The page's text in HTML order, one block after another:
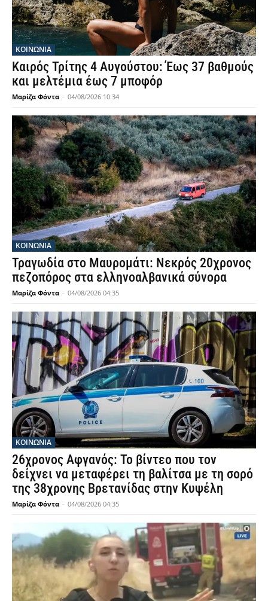
ΚΟΙΝΩΝΙΑ
Καιρός Τρίτης 4 Αυγούστου: Έως 37 βαθμούς
και μελτέμια έως 7 μποφόρ
Μαρίζα Φόντα - 04/08/2026 10:34
ΚΟΙΝΩΝΙΑ
Τραγωδία στο Μαυρομάτι: Νεκρός 20χρονος
πεζοπόρος στα ελληνοαλβανικά σύνορα
Μαρίζα Φόντα - 04/08/2026 04:35
ΚΟΙΝΩΝΙΑ
26χρονος Αφγανός: Το βίντεο που τον
δείχνει να μεταφέρει τη βαλίτσα με τη σορό
της 38χρονης Βρετανίδας στην Κυψέλη
Μαρίζα Φόντα - 04/08/2026 04:35